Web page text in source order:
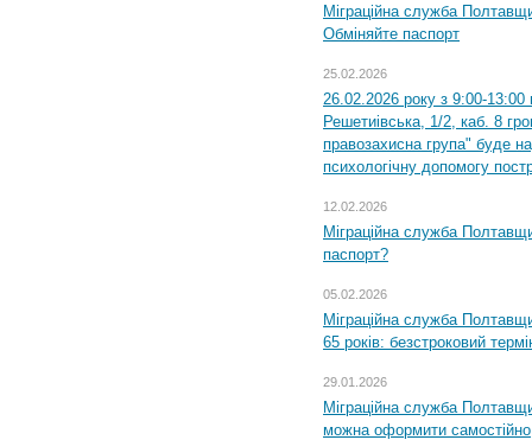
Міграційна служба
Обміняйте паспорт
25.02.2026
26.02.2026 року з 9:00-
Решетиівська, 1/2, каб. 8
правозахисна група" буде
психологічну допомогу
12.02.2026
Міграційна служба
паспорт?
05.02.2026
Міграційна служба
65 років: безстроковий
29.01.2026
Міграційна служба
можна оформити самостійно